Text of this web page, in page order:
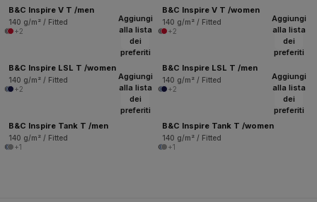
B&C Inspire V T /men
140 g/m² / Fitted
+2
B&C Inspire V T /women
140 g/m² / Fitted
+2
Aggiungi
alla lista
dei
preferiti
B&C Inspire LSL T /women
140 g/m² / Fitted
+2
Aggiungi
alla lista
dei
preferiti
B&C Inspire LSL T /men
140 g/m² / Fitted
+2
Aggiungi
alla lista
dei
preferiti
B&C Inspire Tank T /men
140 g/m² / Fitted
+1
Aggiungi
alla lista
dei
preferiti
B&C Inspire Tank T /women
140 g/m² / Fitted
+1